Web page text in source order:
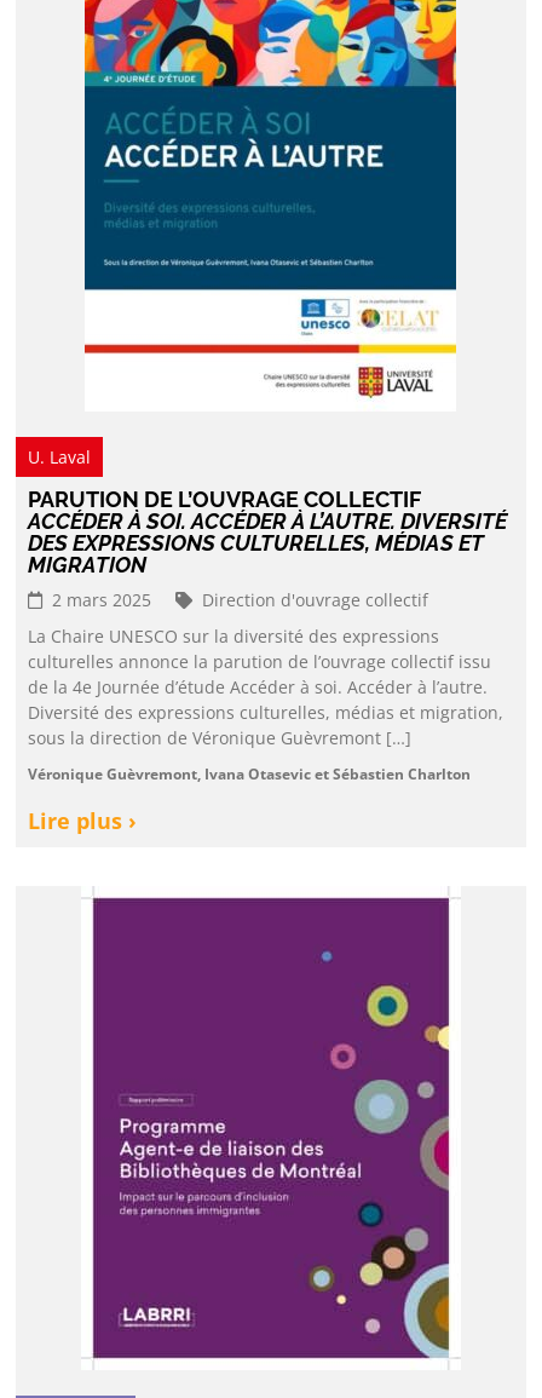
U. Laval
PARUTION DE L’OUVRAGE COLLECTIF
ACCÉDER À SOI. ACCÉDER À L’AUTRE. DIVERSITÉ
DES EXPRESSIONS CULTURELLES, MÉDIAS ET
MIGRATION
2 mars 2025
Direction d'ouvrage collectif
La Chaire UNESCO sur la diversité des expressions
culturelles annonce la parution de l’ouvrage collectif issu
de la 4e Journée d’étude Accéder à soi. Accéder à l’autre.
Diversité des expressions culturelles, médias et migration,
sous la direction de Véronique Guèvremont […]
Véronique Guèvremont, Ivana Otasevic et Sébastien Charlton
Lire plus ›